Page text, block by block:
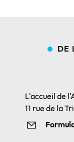
DE
L'accueil de
11 rue de la